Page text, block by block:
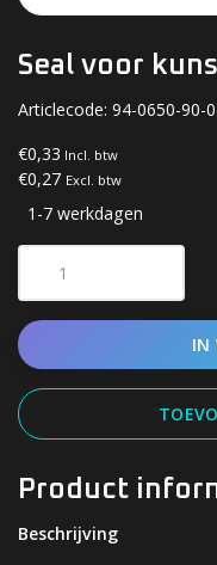
Seal voor
Articlecode: 94-0650-90-
€0,33 Incl. btw
€0,27 Excl. btw
1-7 werkdagen
IN
Product
Beschrijving